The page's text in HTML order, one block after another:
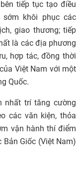
tiếp tục tạo điều
khôi phục các
giao thương; tiếp
là các địa phương
hợp tác, đồng thời
Việt Nam với một
Quốc.
nhất trí tăng cường
các văn kiện, thỏa
vận hành thí điểm
Giốc (Việt Nam)